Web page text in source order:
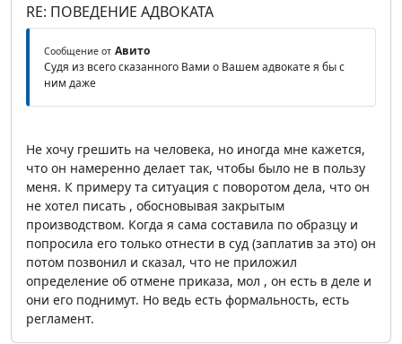
RE: ПОВЕДЕНИЕ АДВОКАТА
Сообщение от Авито
Судя из всего сказанного Вами о Вашем адвокате я бы с
ним даже
Не хочу грешить на человека, но иногда мне кажется,
что он намеренно делает так, чтобы было не в пользу
меня. К примеру та ситуация с поворотом дела, что он
не хотел писать , обосновывая закрытым
производством. Когда я сама составила по образцу и
попросила его только отнести в суд (заплатив за это) он
потом позвонил и сказал, что не приложил
определение об отмене приказа, мол , он есть в деле и
они его поднимут. Но ведь есть формальность, есть
регламент.